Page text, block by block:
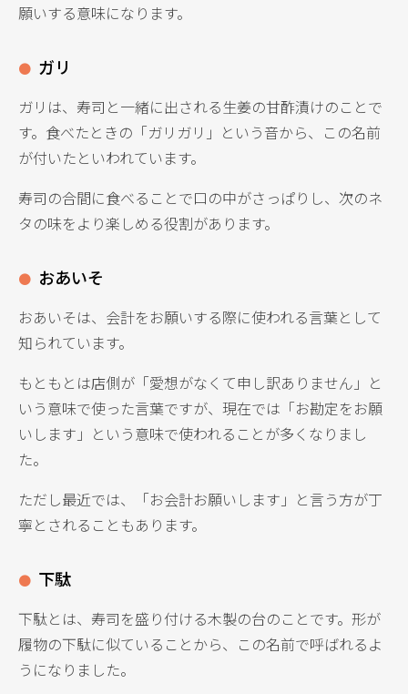
願いする意味になります。
ガリ
ガリは、寿司と一緒に出される生姜の甘酢漬けのことで
す。食べたときの「ガリガリ」という音から、この名前
が付いたといわれています。
寿司の合間に食べることで口の中がさっぱりし、次のネ
タの味をより楽しめる役割があります。
おあいそ
おあいそは、会計をお願いする際に使われる言葉として
知られています。
もともとは店側が「愛想がなくて申し訳ありません」と
いう意味で使った言葉ですが、現在では「お勘定をお願
いします」という意味で使われることが多くなりまし
た。
ただし最近では、「お会計お願いします」と言う方が丁
寧とされることもあります。
下駄
下駄とは、寿司を盛り付ける木製の台のことです。形が
履物の下駄に似ていることから、この名前で呼ばれるよ
うになりました。